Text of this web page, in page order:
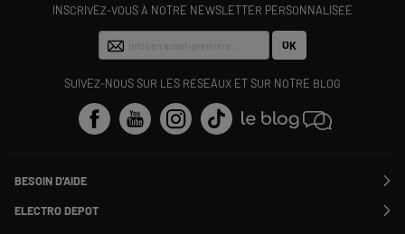
INSCRIVEZ-VOUS À NOTRE NEWSLETTER PERSONNALISÉE
OK
SUIVEZ-NOUS SUR LES RÉSEAUX ET SUR NOTRE BLOG
BESOIN D'AIDE
Suivre ma commande
ELECTRO DEPOT